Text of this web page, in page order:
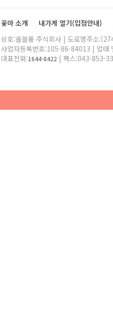
꽃마 소개 내가게 열기(입점안내)
상호:올블룸 주식회사 | 도로명주소
사업자등록번호:105-86-84013 | 업태
대표전화:1644-8422 | 팩스:043-853-